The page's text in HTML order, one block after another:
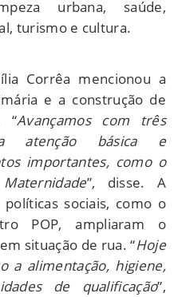
urbana, saúde,
turismo e cultura.
Corrêa mencionou a
e a construção de
“Avançamos com três
atenção básica e
importantes, como o
”, disse. A
sociais, como o
POP, ampliaram o
situação de rua. “Hoje
a alimentação, higiene,
de qualificação”,